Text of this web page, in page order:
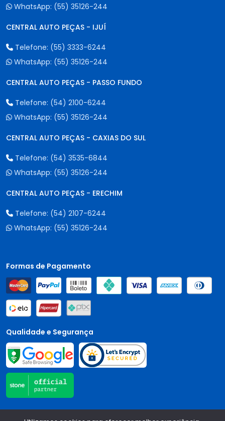
WhatsApp: (55) 35126-244
CENTRAL AUTO PEÇAS - IJUÍ
Telefone: (55) 3333-6244
WhatsApp: (55) 35126-244
CENTRAL AUTO PEÇAS - PASSO FUNDO
Telefone: (54) 2100-6244
WhatsApp: (55) 35126-244
CENTRAL AUTO PEÇAS - CAXIAS DO SUL
Telefone: (54) 3535-6844
WhatsApp: (55) 35126-244
CENTRAL AUTO PEÇAS - ERECHIM
Telefone: (54) 2107-6244
WhatsApp: (55) 35126-244
Formas de Pagamento
Qualidade e Segurança
Central Auto Peças - CNPJ: 90.196.999/0001-89 Todos os